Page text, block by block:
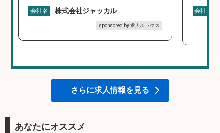
会社名 株式会社ジャッカル
sponsored by 求人ボックス
会社名
さらに求人情報を見る
あなたにオススメ